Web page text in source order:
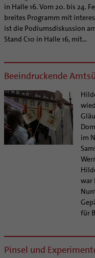
in Halle 16. Vom 20. bis 24.
breites Programm mit
ist die Podiumsdiskussion
Stand C10 in Halle 16, mit...
Beeindruckende
im
war
für
Pinsel und